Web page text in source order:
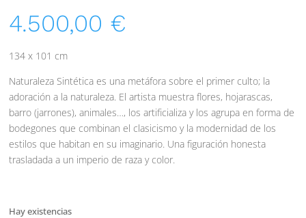
4.500,00 €
134 x 101 cm
Naturaleza Sintética es una metáfora sobre el primer culto; la
adoración a la naturaleza. El artista muestra flores, hojarascas,
barro (jarrones), animales…, los artificializa y los agrupa en forma de
bodegones que combinan el clasicismo y la modernidad de los
estilos que habitan en su imaginario. Una figuración honesta
trasladada a un imperio de raza y color.
Hay existencias